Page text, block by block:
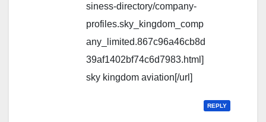
siness-directory/company-
profiles.sky_kingdom_comp
any_limited.867c96a46cb8d
39af1402bf74c6d7983.html]
sky kingdom aviation[/url]
REPLY